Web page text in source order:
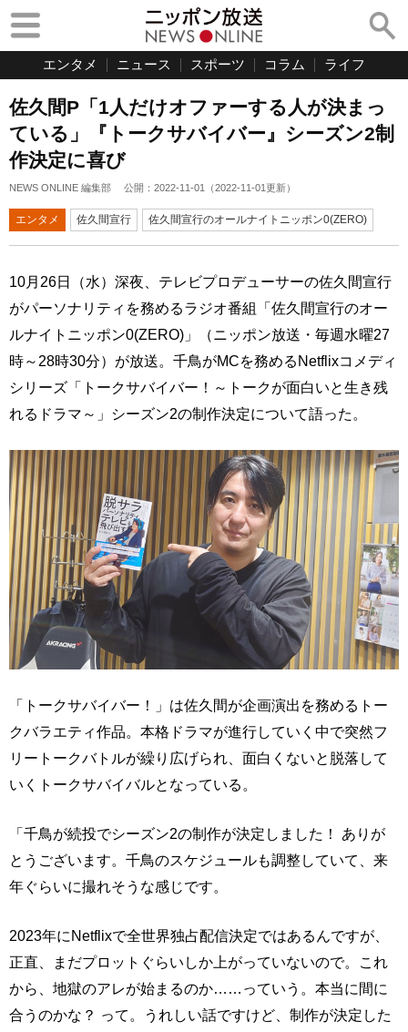
エンタメ ニュース スポーツ コラム ライフ
佐久間P「1人だけオファーする人が決まっ
ている」『トークサバイバー』シーズン2制
作決定に喜び
NEWS ONLINE 編集部 公開： 2022-11-01 （2022-11-01更新）
エンタメ 佐久間宣行 佐久間宣行のオールナイトニッポン0(ZERO)
10月26日（水）深夜、テレビプロデューサーの佐久間宣行
がパーソナリティを務めるラジオ番組「佐久間宣行のオー
ルナイトニッポン0(ZERO)」（ニッポン放送・毎週水曜27
時～28時30分）が放送。千鳥がMCを務めるNetflixコメディ
シリーズ「トークサバイバー！～トークが面白いと生き残
れるドラマ～」シーズン2の制作決定について語った。
「トークサバイバー！」は佐久間が企画演出を務めるトー
クバラエティ作品。本格ドラマが進行していく中で突然フ
リートークバトルが繰り広げられ、面白くないと脱落して
いくトークサバイバルとなっている。
「千鳥が続投でシーズン2の制作が決定しました！ ありが
とうございます。千鳥のスケジュールも調整していて、来
年ぐらいに撮れそうな感じです。
2023年にNetflixで全世界独占配信決定ではあるんですが、
正直、まだプロットぐらいしか上がっていないので。これ
から、地獄のアレが始まるのか……っていう。本当に間に
合うのかな？ って。うれしい話ですけど、制作が決定した